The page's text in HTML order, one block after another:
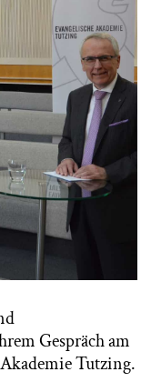
Gespräch am
Tutzing.